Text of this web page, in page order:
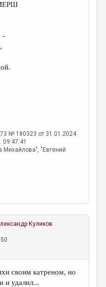
-
№ 180323 от 31.01.2024
Михайлова", "Евгений
Куликов
своим катреном, но
и удалил...